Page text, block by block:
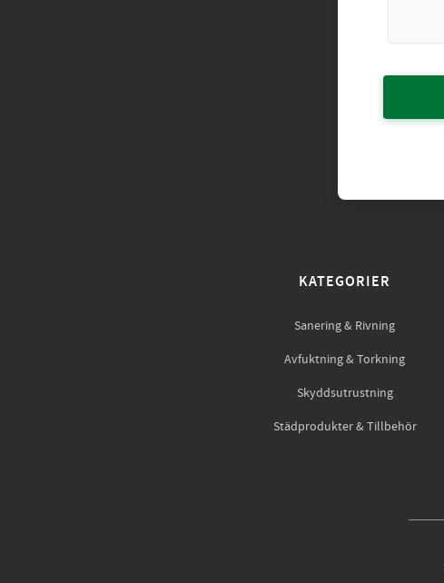
KATEGORIER
Sanering & Rivning
Avfuktning & Torkning
Skyddsutrustning
Städprodukter & Tillbehör